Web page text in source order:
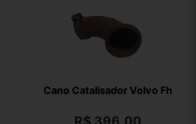
Cano Catalisador Volvo Fh
R$396,00